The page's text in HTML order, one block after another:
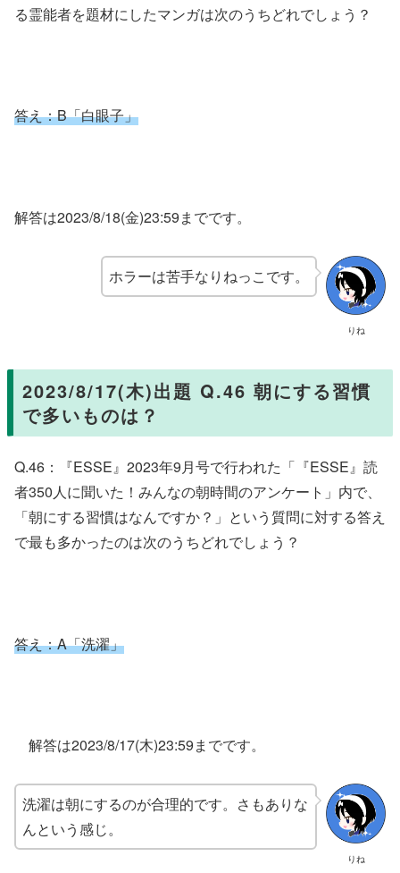
る霊能者を題材にしたマンガは次のうちどれでしょう？
答え：B「白眼子」
解答は2023/8/18(金)23:59までです。
りね
ホラーは苦手なりねっこです。
2023/8/17(木)出題 Q.46 朝にする習慣
で多いものは？
Q.46：『ESSE』2023年9月号で行われた「『ESSE』読
者350人に聞いた！みんなの朝時間のアンケート」内で、
「朝にする習慣はなんですか？」という質問に対する答え
で最も多かったのは次のうちどれでしょう？
答え：A「洗濯」
解答は2023/8/17(木)23:59までです。
りね
洗濯は朝にするのが合理的です。さもありな
んという感じ。